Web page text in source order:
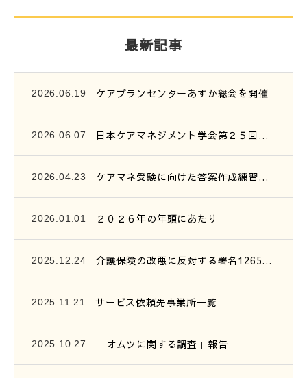
最新記事
2026.06.19 ケアプランセンターあすか総会を開催
2026.06.07 日本ケアマネジメント学会第２５回研究大会参加報告
2026.04.23 ケアマネ受験に向けた答案作成練習会開催のご案内
2026.01.01 ２０２６年の年頭にあたり
2025.12.24 介護保険の改悪に反対する署名1265筆を提出
2025.11.21 サービス依頼先事業所一覧
2025.10.27 「オムツに関する調査」報告